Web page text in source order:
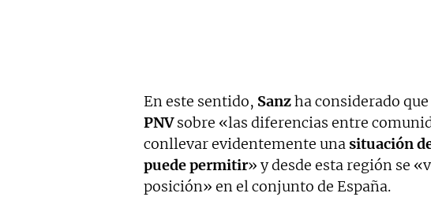
En este sentido, Sanzha considerado
PNVsobre «las diferencias entre
conllevar evidentemente unasituación
puede permitir» y desde esta región se
posición» en el conjunto de España.